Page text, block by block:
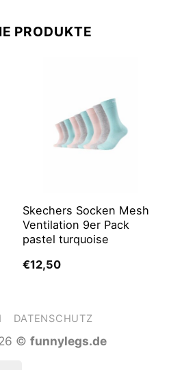
PRODUKTE
Skechers Socken Mesh
Ventilation 9er Pack
pastel turquoise
€12,50
DATENSCHUTZ
© funnylegs.de